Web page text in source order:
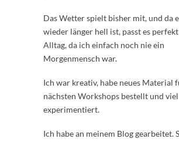
Das Wetter spielt bisher mit, und da
wieder länger hell ist, passt es
Alltag, da ich einfach noch nie ein
Morgenmensch war.
Ich war kreativ, habe neues Material
nächsten Workshops bestellt und viel
experimentiert.
Ich habe an meinem Blog gearbeitet.